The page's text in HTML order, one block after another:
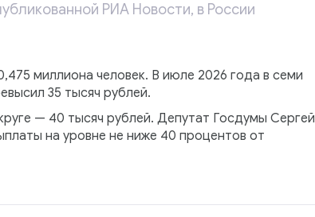
РИА Новости, в России
миллиона человек. В июле 2026 года в семи
35 тысяч рублей.
— 40 тысяч рублей. Депутат Госдумы Сергей
на уровне не ниже 40 процентов от